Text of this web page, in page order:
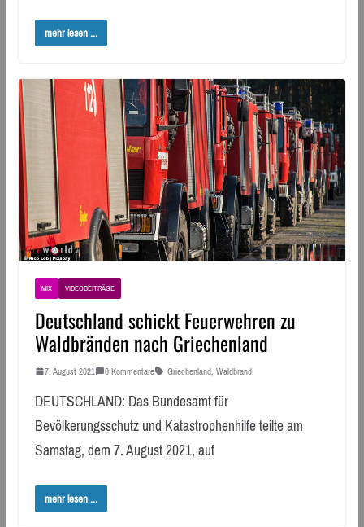
mehr lesen ...
MIX VIDEOBEITRÄGE
Deutschland schickt Feuerwehren zu
Waldbränden nach Griechenland
7. August 2021 0 Kommentare Griechenland, Waldbrand
DEUTSCHLAND: Das Bundesamt für
Bevölkerungsschutz und Katastrophenhilfe teilte am
Samstag, dem 7. August 2021, auf
mehr lesen ...